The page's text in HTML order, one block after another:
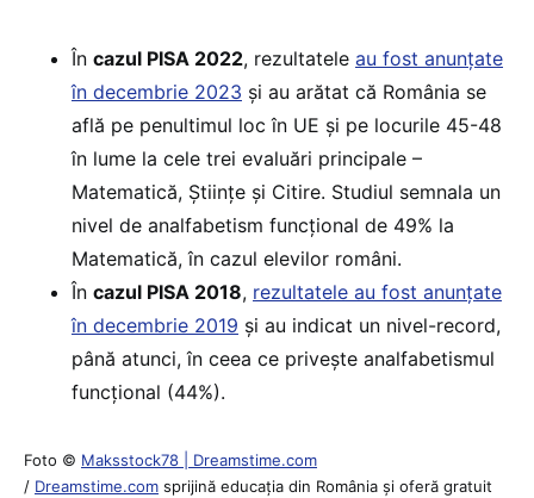
În cazul PISA 2022, rezultatele au fost anunțate
în decembrie 2023 și au arătat că România se
află pe penultimul loc în UE și pe locurile 45-48
în lume la cele trei evaluări principale –
Matematică, Științe și Citire. Studiul semnala un
nivel de analfabetism funcțional de 49% la
Matematică, în cazul elevilor români.
În cazul PISA 2018, rezultatele au fost anunțate
în decembrie 2019 și au indicat un nivel-record,
până atunci, în ceea ce privește analfabetismul
funcțional (44%).
Foto © Maksstock78 | Dreamstime.com
/ Dreamstime.com sprijină educaţia din România şi oferă gratuit